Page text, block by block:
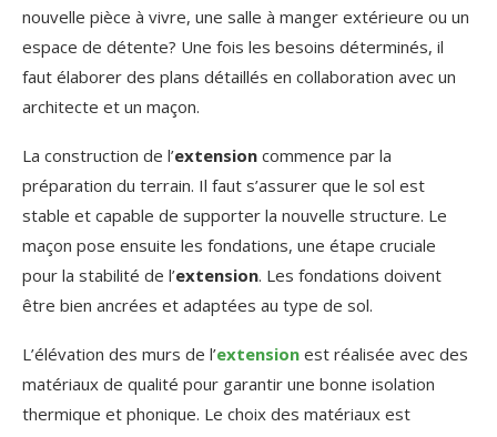
nouvelle pièce à vivre, une salle à manger extérieure ou un
espace de détente? Une fois les besoins déterminés, il
faut élaborer des plans détaillés en collaboration avec un
architecte et un maçon.
La construction de l’extension commence par la
préparation du terrain. Il faut s’assurer que le sol est
stable et capable de supporter la nouvelle structure. Le
maçon pose ensuite les fondations, une étape cruciale
pour la stabilité de l’extension. Les fondations doivent
être bien ancrées et adaptées au type de sol.
L’élévation des murs de l’extension est réalisée avec des
matériaux de qualité pour garantir une bonne isolation
thermique et phonique. Le choix des matériaux est